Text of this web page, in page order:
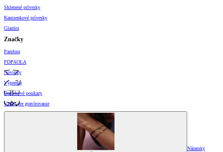
Sklenené prívesky
Kamienkové prívesky
Glazúra
Značky
Pandora
PDPAOLA
Novinky
Výpredaj
Darčekové poukazy
Vzory pre gravírovanie
Náramky